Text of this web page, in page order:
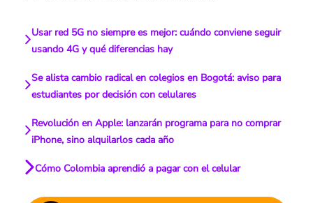
Usar red 5G no siempre es mejor: cuándo conviene seguir
usando 4G y qué diferencias hay
Se alista cambio radical en colegios en Bogotá: aviso para
estudiantes por decisión con celulares
Revolución en Apple: lanzarán programa para no comprar
iPhone, sino alquilarlos cada año
Cómo Colombia aprendió a pagar con el celular